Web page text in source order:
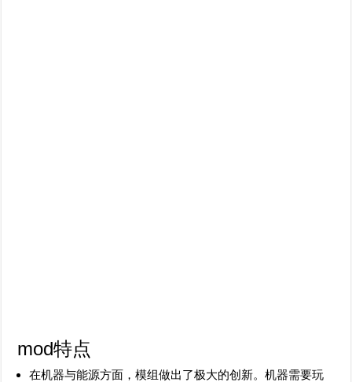
mod特点
在机器与能源方面，模组做出了极大的创新。机器需要玩